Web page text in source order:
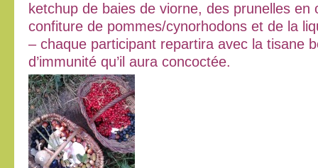
ketchup de baies de viorne, des prunelles en
confiture de pommes/cynorhodons et de la
– chaque participant repartira avec la tisane
d’immunité qu’il aura concoctée.